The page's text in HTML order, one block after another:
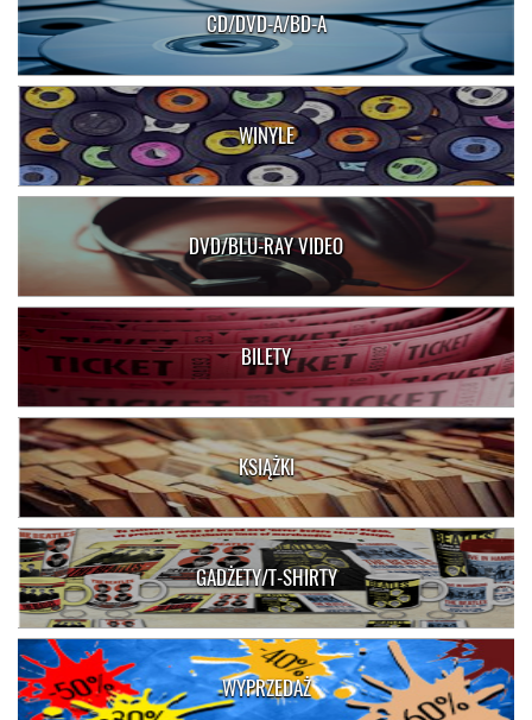
CD/DVD-A/BD-A
WINYLE
DVD/BLU-RAY VIDEO
BILETY
KSIĄŻKI
GADŻETY/T-SHIRTY
WYPRZEDAŻ